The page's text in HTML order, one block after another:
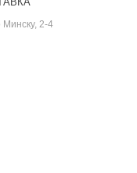
Минску, 2-4